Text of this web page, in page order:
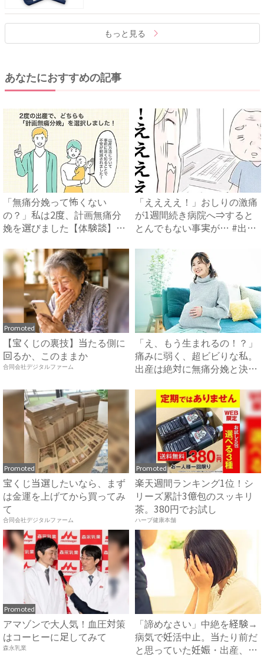
もっと見る
あなたにおすすめの記事
「無痛分娩って怖くない
の？」私は2度、計画無痛分
娩を選びました【体験談】｜
「ええええ！」おしりの激痛
が1週間続き病院へ⇒すると
とんでもない事実が… #出
Promoted
【宝くじの裏技】当たる側に
回るか、このままか
合同会社デジタルファーム
「え、もう生まれるの！？」
痛みに弱く、超ビビりな私。
出産は絶対に無痛分娩と決め
Promoted
宝くじ当選したいなら、まず
は金運を上げてから買ってみ
て
合同会社デジタルファーム
Promoted
楽天週間ランキング1位！シ
リーズ累計3億包のスッキリ
茶。380円でお試し
ハーブ健康本舗
Promoted
アマゾンで大人気！血圧対策
はコーヒーに足してみて
森永乳業
「諦めなさい」中絶を経験→
病気で妊活中止。当たり前だ
と思っていた妊娠・出産、現